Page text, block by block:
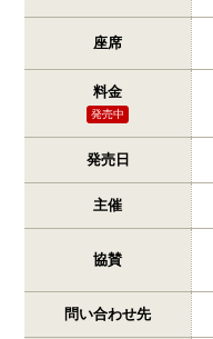
座席
料金
発売中
発売日
主催
協賛
問い合わせ先